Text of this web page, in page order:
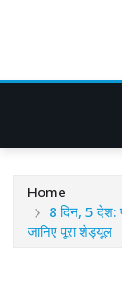
Home
8 दिन, 5 देश:
जानिए पूरा शेड्यूल